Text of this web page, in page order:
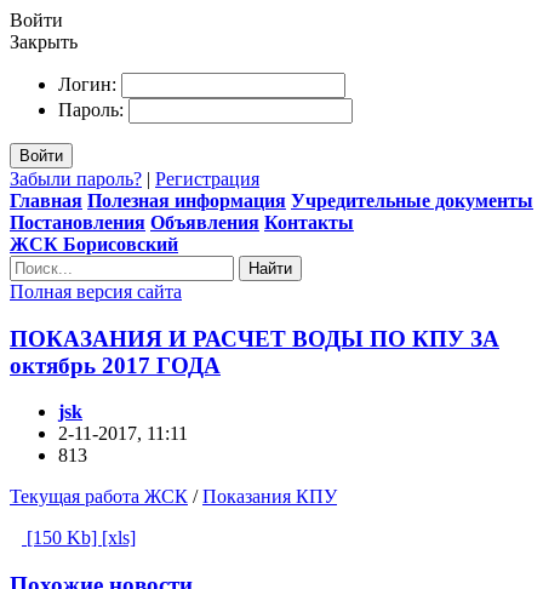
Войти
Закрыть
Логин:
Пароль:
Войти
Забыли пароль? | Регистрация
Главная Полезная информация Учредительные документы
Постановления Объявления Контакты
ЖСК Борисовский
Найти
Полная версия сайта
ПОКАЗАНИЯ И РАСЧЕТ ВОДЫ ПО КПУ ЗА
октябрь 2017 ГОДА
jsk
2-11-2017, 11:11
813
Текущая работа ЖСК /Показания КПУ
[150 Kb] [xls]